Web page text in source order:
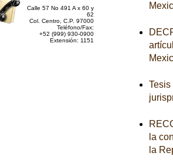
Calle 57 No 491 A x 60 y
62
Col. Centro, C.P. 97000
Teléfono/Fax:
+52 (999) 930-0900
Extensión: 1151
la
la